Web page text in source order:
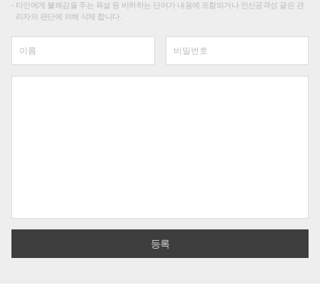
타인에게 불쾌감을 주는 욕설 등 비하하는 단어가 내용에 포함되거나 인신공격성 글은 관
리자의 판단에 의해 삭제 합니다.